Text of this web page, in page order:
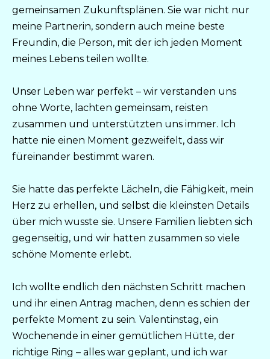
gemeinsamen Zukunftsplänen. Sie war nicht nur
meine Partnerin, sondern auch meine beste
Freundin, die Person, mit der ich jeden Moment
meines Lebens teilen wollte.
Unser Leben war perfekt – wir verstanden uns
ohne Worte, lachten gemeinsam, reisten
zusammen und unterstützten uns immer. Ich
hatte nie einen Moment gezweifelt, dass wir
füreinander bestimmt waren.
Sie hatte das perfekte Lächeln, die Fähigkeit, mein
Herz zu erhellen, und selbst die kleinsten Details
über mich wusste sie. Unsere Familien liebten sich
gegenseitig, und wir hatten zusammen so viele
schöne Momente erlebt.
Ich wollte endlich den nächsten Schritt machen
und ihr einen Antrag machen, denn es schien der
perfekte Moment zu sein. Valentinstag, ein
Wochenende in einer gemütlichen Hütte, der
richtige Ring – alles war geplant, und ich war